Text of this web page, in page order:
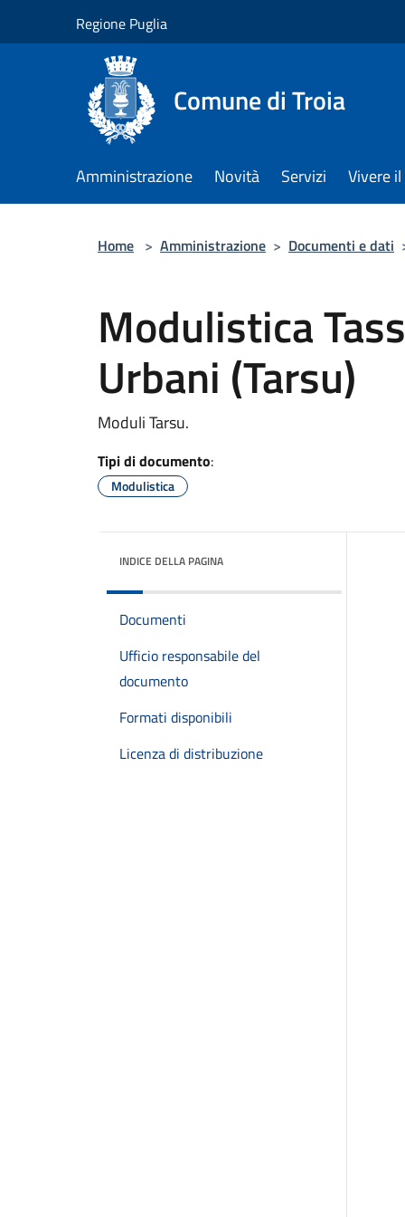
Regione Puglia
Comune di Troia
Amministrazione Novità Servizi Vivere
Home > Amministrazione > Documenti e dati
Modulistica
Urbani (Tarsu)
Moduli Tarsu.
Tipi di documento:
Modulistica
INDICE DELLA PAGINA
Documenti
Ufficio responsabile del
documento
Formati disponibili
Licenza di distribuzione